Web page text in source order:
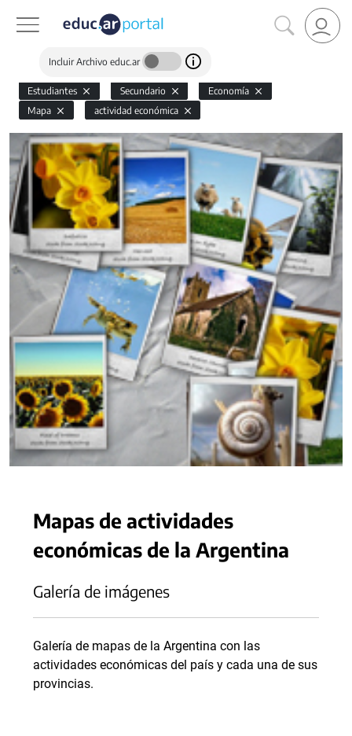
Incluir Archivo educ.ar
Estudiantes Secundario
Economía
Mapa
actividad económica
Mapas de actividades
económicas de la Argentina
Galería de imágenes
Galería de mapas de la Argentina con las
actividades económicas del país y cada una de sus
provincias.